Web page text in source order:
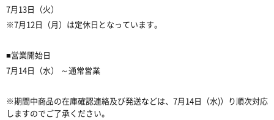
7月13日（火）
※7月12日（月）は定休日となっています。
■営業開始日
7月14日（水） ～通常営業
※期間中商品の在庫確認連絡及び発送などは、7月14日（水)）り順次対応
しますのでご了承ください。